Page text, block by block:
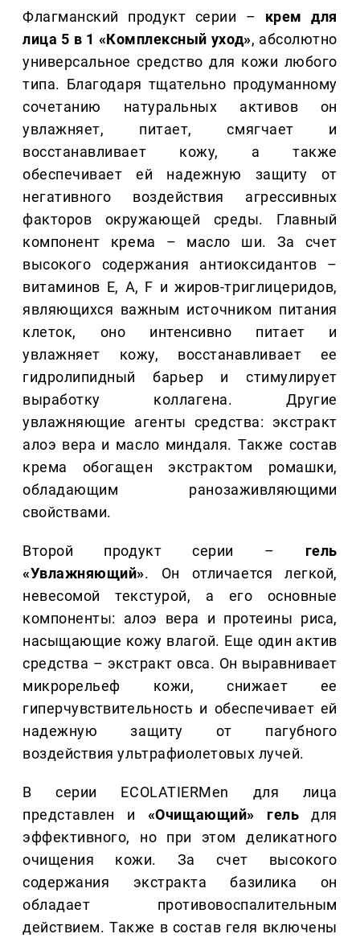
Флагманский продукт серии – крем для
лица 5 в 1 «Комплексный уход», абсолютно
универсальное средство для кожи любого
типа. Благодаря тщательно продуманному
сочетанию натуральных активов он
увлажняет, питает, смягчает и
восстанавливает кожу, а также
обеспечивает ей надежную защиту от
негативного воздействия агрессивных
факторов окружающей среды. Главный
компонент крема – масло ши. За счет
высокого содержания антиоксидантов –
витаминов Е, A, F и жиров-триглицеридов,
являющихся важным источником питания
клеток, оно интенсивно питает и
увлажняет кожу, восстанавливает ее
гидролипидный барьер и стимулирует
выработку коллагена. Другие
увлажняющие агенты средства: экстракт
алоэ вера и масло миндаля. Также состав
крема обогащен экстрактом ромашки,
обладающим ранозаживляющими
свойствами.
Второй продукт серии – гель
«Увлажняющий». Он отличается легкой,
невесомой текстурой, а его основные
компоненты: алоэ вера и протеины риса,
насыщающие кожу влагой. Еще один актив
средства – экстракт овса. Он выравнивает
микрорельеф кожи, снижает ее
гиперчувствительность и обеспечивает ей
надежную защиту от пагубного
воздействия ультрафиолетовых лучей.
В серии ECOLATIERMen для лица
представлен и «Очищающий» гель для
эффективного, но при этом деликатного
очищения кожи. За счет высокого
содержания экстракта базилика он
обладает противовоспалительным
действием. Также в состав геля включены